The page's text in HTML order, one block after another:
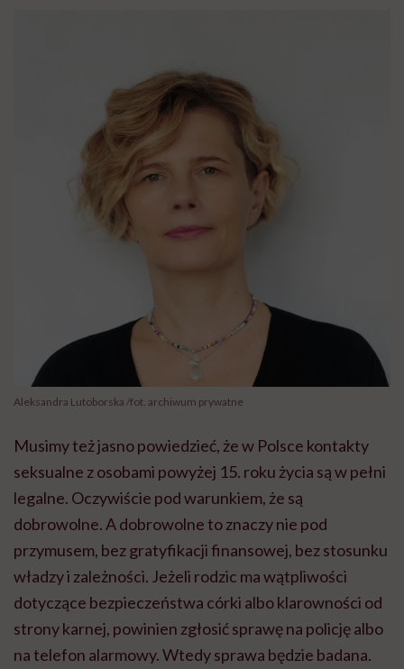
Aleksandra Lutoborska /fot. archiwum prywatne
Musimy też jasno powiedzieć, że w Polsce kontakty
seksualne z osobami powyżej 15. roku życia są w pełni
legalne. Oczywiście pod warunkiem, że są
dobrowolne. A dobrowolne to znaczy nie pod
przymusem, bez gratyfikacji finansowej, bez stosunku
władzy i zależności. Jeżeli rodzic ma wątpliwości
dotyczące bezpieczeństwa córki albo klarowności od
strony karnej, powinien zgłosić sprawę na policję albo
na telefon alarmowy. Wtedy sprawa będzie badana.